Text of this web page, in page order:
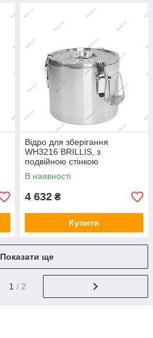
Відро для зберігання
WH3216 BRILLIS, з
подвійною стінкою
d300хh340мм, 15 л,
Арт.72379
В наявності
4 632 ₴
Купити
Показати ще
1 / 2